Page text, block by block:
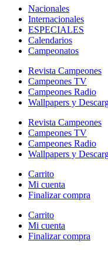
Nacionales
Internacionales
ESPECIALES
Calendarios
Campeonatos
Revista Campeones
Campeones TV
Campeones Radio
Wallpapers y
Revista Campeones
Campeones TV
Campeones Radio
Wallpapers y
Carrito
Mi cuenta
Finalizar compra
Carrito
Mi cuenta
Finalizar compra